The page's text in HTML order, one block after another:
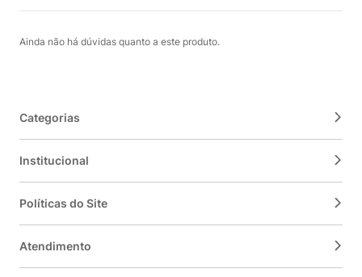
Ainda não há dúvidas quanto a este produto.
Categorias
Institucional
Políticas do Site
Atendimento